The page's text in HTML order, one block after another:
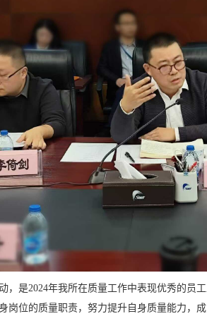
，是2024年我所在质量工作中表现优秀的员
岗位的质量职责，努力提升自身质量能力，